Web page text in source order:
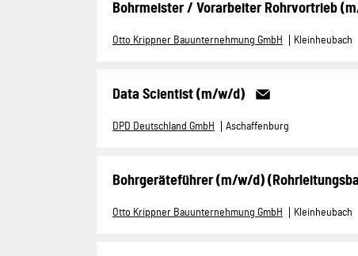
Bohrmeister / Vorarbeiter Rohrvortrieb
Otto Krippner Bauunternehmung GmbH Kleinheubach
Data Scientist (m/w/d)
DPD Deutschland GmbH Aschaffenburg
Bohrgeräteführer (m/w/d)
Otto Krippner Bauunternehmung GmbH Kleinheubach